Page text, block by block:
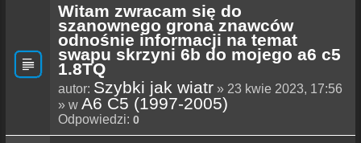
Witam zwracam się do
szanownego grona znawców
odnośnie informacji na temat
swapu skrzyni 6b do mojego a6 c5
1.8TQ
autor: Szybki jak wiatr » 23 kwie 2023, 17:56
» w A6 C5 (1997-2005)
Odpowiedzi: 0